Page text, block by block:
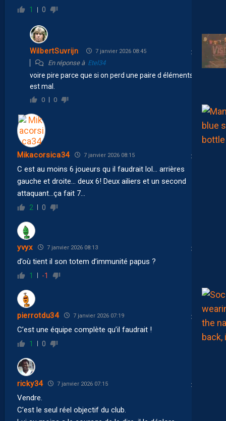
1 0
WilbertSuvrijn 7 janvier 2026 08:45
En réponse à Etel34
voire pire parce que si on perd une paire d éléments on
est mal.
0 0
Mikacorsica34 7 janvier 2026 08:15
C est au moins 6 joueurs qu il faudrait lol… arrières
gauche et droite… deux 6! Deux ailiers et un second
attaquant…ça fait 7…
2 0
yvyx 7 janvier 2026 08:13
d’où tient il son totem d’immunité papus ?
1 -1
pierrotdu34 7 janvier 2026 07:19
C’est une équipe complète qu’il faudrait !
1 0
ricky34 7 janvier 2026 07:15
Vendre.
C’est le seul réel objectif du club.